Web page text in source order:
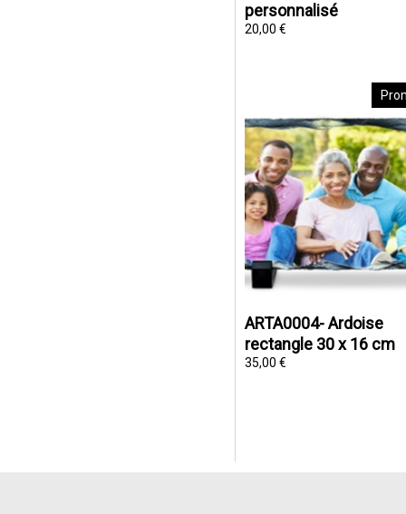
personnalisé
20,00 €
ARTA0004- Ardoise
rectangle 30 x 16 cm
35,00 €